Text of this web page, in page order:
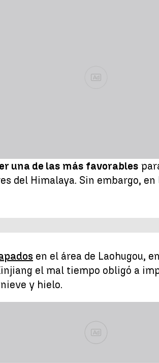
Ad
una de las más favorables
del Himalaya. Sin embargo,
en el área de Laohugou,
el mal tiempo obligó a
y hielo.
Ad